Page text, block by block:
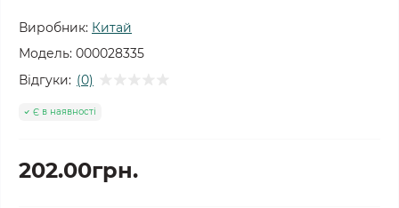
Виробник: Китай
Модель: 000028335
Відгуки: (0)
Є в наявності
202.00грн.